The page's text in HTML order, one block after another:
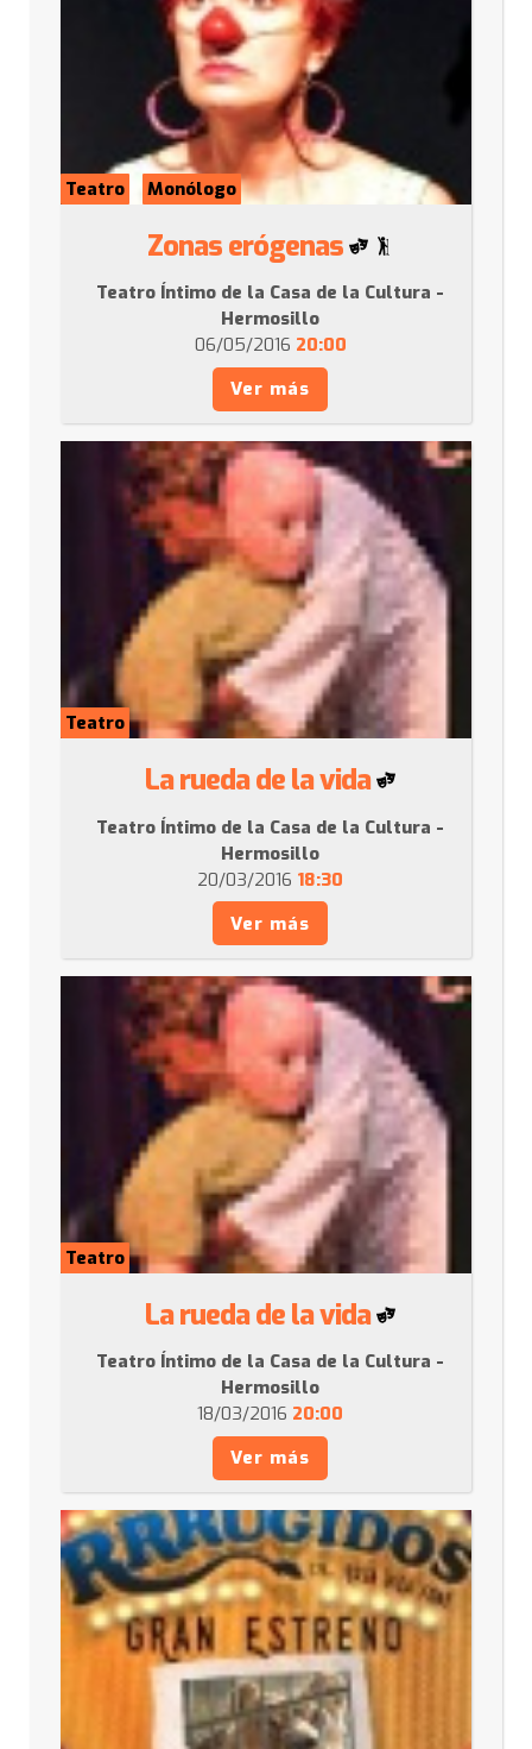
Teatro Monólogo
Zonas erógenas
Teatro Íntimo de la Casa de la Cultura -
Hermosillo
06/05/2016 20:00
Ver más
Teatro
La rueda de la vida
Teatro Íntimo de la Casa de la Cultura -
Hermosillo
20/03/2016 18:30
Ver más
Teatro
La rueda de la vida
Teatro Íntimo de la Casa de la Cultura -
Hermosillo
18/03/2016 20:00
Ver más